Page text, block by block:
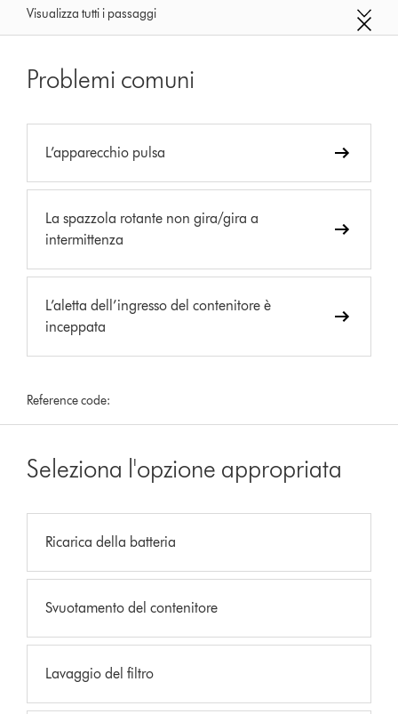
Visualizza tutti i passaggi
Problemi comuni
L’apparecchio pulsa
La spazzola rotante non gira/gira a
intermittenza
L’aletta dell’ingresso del contenitore è
inceppata
Reference code:
Seleziona l'opzione appropriata
Ricarica della batteria
Svuotamento del contenitore
Lavaggio del filtro